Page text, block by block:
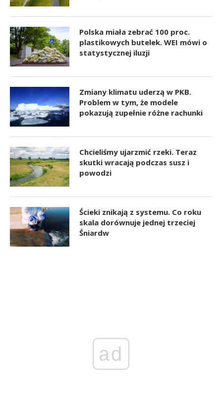
Polska miała zebrać 100 proc.
plastikowych butelek. WEI mówi o
statystycznej iluzji
Zmiany klimatu uderzą w PKB.
Problem w tym, że modele
pokazują zupełnie różne rachunki
Chcieliśmy ujarzmić rzeki. Teraz
skutki wracają podczas susz i
powodzi
Ścieki znikają z systemu. Co roku
skala dorównuje jednej trzeciej
Śniardw
ad